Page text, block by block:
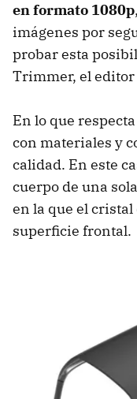
en formato 1080p
imágenes por
probar esta
Trimmer, el
En lo que
con materiales y
calidad. En este
cuerpo de una
en la que el
superficie frontal.